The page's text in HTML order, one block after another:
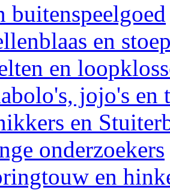
buitenspeelgoed
en
en
jojo's en
en
onderzoekers
en